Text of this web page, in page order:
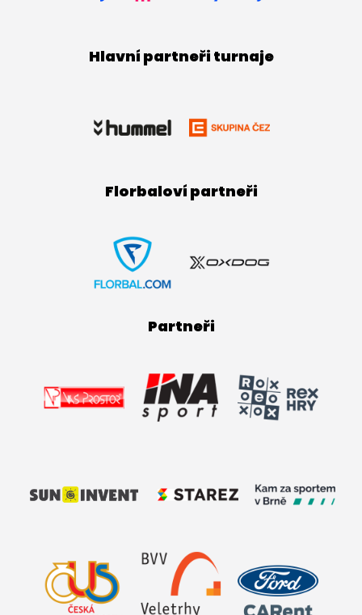
Hlavní partneři turnaje
Florbaloví partneři
Partneři